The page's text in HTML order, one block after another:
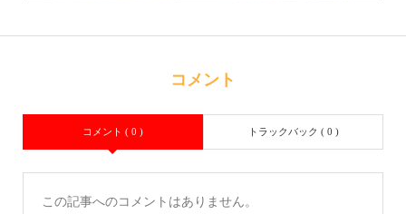
コメント
コメント ( 0 ) トラックバック ( 0 )
この記事へのコメントはありません。